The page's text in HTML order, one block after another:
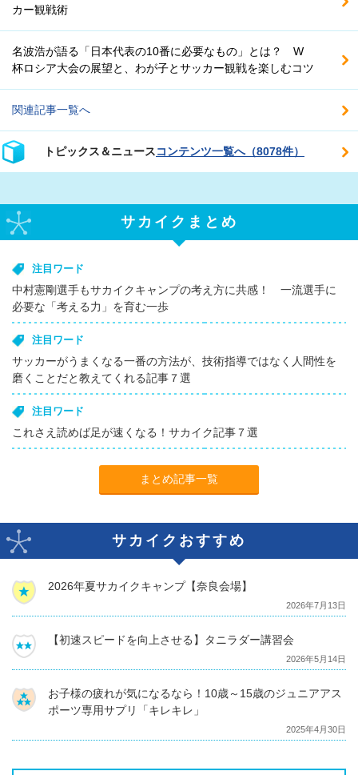
カー観戦術
名波浩が語る「日本代表の10番に必要なもの」とは？ W
杯ロシア大会の展望と、わが子とサッカー観戦を楽しむコツ
関連記事一覧へ
トピックス＆ニュースコンテンツ一覧へ（8078件）
サカイクまとめ
注目ワード
中村憲剛選手もサカイクキャンプの考え方に共感！ 一流選手に
必要な「考える力」を育む一歩
注目ワード
サッカーがうまくなる一番の方法が、技術指導ではなく人間性を
磨くことだと教えてくれる記事７選
注目ワード
これさえ読めば足が速くなる！サカイク記事７選
まとめ記事一覧
サカイクおすすめ
2026年夏サカイクキャンプ【奈良会場】
2026年7月13日
【初速スピードを向上させる】タニラダー講習会
2026年5月14日
お子様の疲れが気になるなら！10歳～15歳のジュニアアス
ポーツ専用サプリ「キレキレ」
2025年4月30日